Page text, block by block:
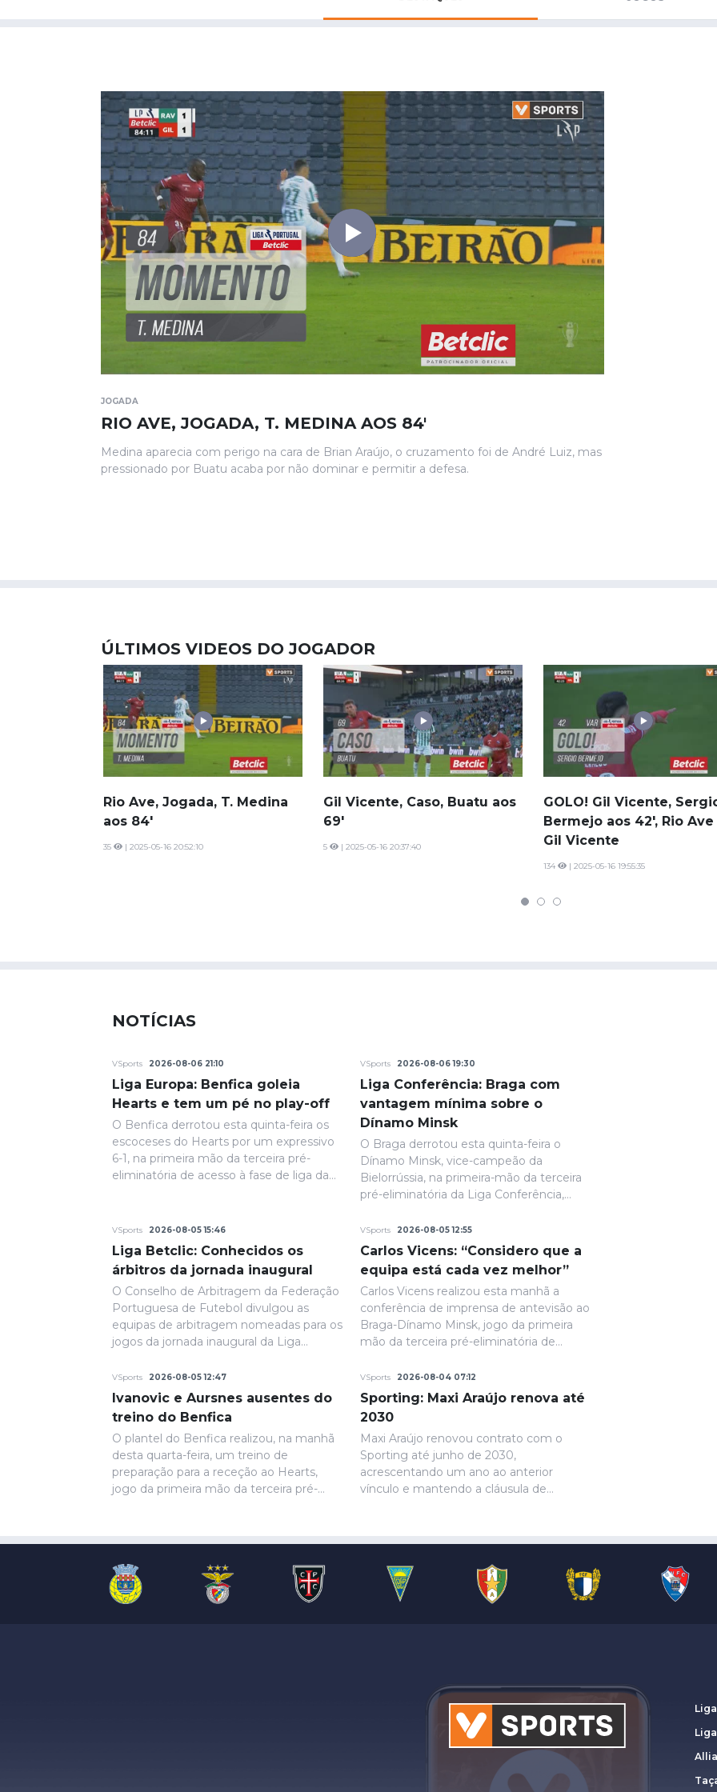
JOGADA
RIO AVE, JOGADA, T. MEDINA AOS 84'
Medina aparecia com perigo na cara de Brian Araújo, o cruzamento foi de André Luiz, mas
pressionado por Buatu acaba por não dominar e permitir a defesa.
ÚLTIMOS VIDEOS DO JOGADOR
Rio Ave, Jogada, T. Medina
aos 84'
35 | 2025-05-16 20:52:10
Gil Vicente, Caso, Buatu aos
69'
5 | 2025-05-16 20:37:40
GOLO! Gil Vicente,
Bermejo aos 42', Rio Ave
Gil Vicente
134 | 2025-05-16 19:55:35
NOTÍCIAS
VSports 2026-08-06 21:10
Liga Europa: Benfica goleia
Hearts e tem um pé no play-off
O Benfica derrotou esta quinta-feira os
escoceses do Hearts por um expressivo
6-1, na primeira mão da terceira pré-
eliminatória de acesso à fase de liga da
VSports 2026-08-06 19:30
Liga Conferência: Braga com
vantagem mínima sobre o
Dínamo Minsk
O Braga derrotou esta quinta-feira o
Dínamo Minsk, vice-campeão da
Bielorrússia, na primeira-mão da terceira
pré-eliminatória da Liga Conferência,
parte, de grande penalidade, Ricardo
Horta colocou a equipa portuguesa em
vantagem na eliminatória e até final o
resultado permaneceria inalterado.
VSports 2026-08-05 15:46
Liga Betclic: Conhecidos os
árbitros da jornada inaugural
O Conselho de Arbitragem da Federação
Portuguesa de Futebol divulgou as
equipas de arbitragem nomeadas para os
jogos da jornada inaugural da Liga
VSports 2026-08-05 12:55
Carlos Vicens: “Considero que a
equipa está cada vez melhor”
Carlos Vicens realizou esta manhã a
conferência de imprensa de antevisão ao
Braga-Dínamo Minsk, jogo da primeira
mão da terceira pré-eliminatória de
marcado para as 19h30 de quinta-feira.
VSports 2026-08-05 12:47
Ivanovic e Aursnes ausentes do
treino do Benfica
O plantel do Benfica realizou, na manhã
desta quarta-feira, um treino de
preparação para a receção ao Hearts,
jogo da primeira mão da terceira pré-
com informação das águias. Aursnes,
com uma gastroenterite, também foi
baixa, juntando-se a Wynder e Umeh.
VSports 2026-08-04 07:12
Sporting: Maxi Araújo renova até
2030
Maxi Araújo renovou contrato com o
Sporting até junho de 2030,
acrescentando um ano ao anterior
vínculo e mantendo a cláusula de